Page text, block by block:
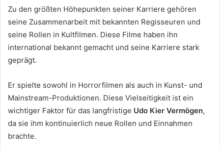
Zu den größten Höhepunkten seiner Karriere gehören
seine Zusammenarbeit mit bekannten Regisseuren und
seine Rollen in Kultfilmen. Diese Filme haben ihn
international bekannt gemacht und seine Karriere stark
geprägt.
Er spielte sowohl in Horrorfilmen als auch in Kunst- und
Mainstream-Produktionen. Diese Vielseitigkeit ist ein
wichtiger Faktor für das langfristige Udo Kier Vermögen,
da sie ihm kontinuierlich neue Rollen und Einnahmen
brachte.